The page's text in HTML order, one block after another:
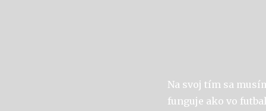
Na svoj tím sa
funguje ako vo